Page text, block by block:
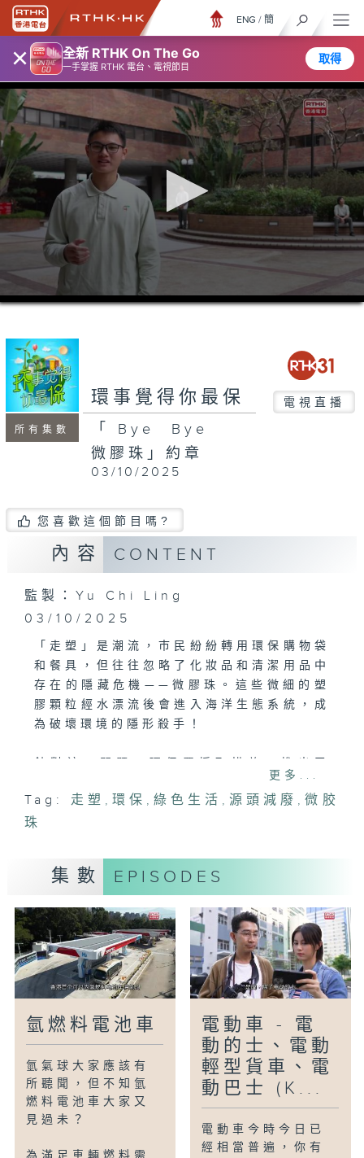
× 全新 RTHK On The Go
一手掌握 RTHK 電台、電視節目
取得
ENG / 簡
0
seconds
minutes,
seconds
所有集數
環事覺得你最保 電視直播
「Bye Bye
微膠珠」約章
03/10/2025
您喜歡這個節目嗎?
內容 CONTENT
監製：Yu Chi Ling
03/10/2025
「走塑」是潮流，巿民紛紛轉用環保購物袋
和餐具，但往往忽略了化妝品和清潔用品中
存在的隱藏危機——微膠珠。這些微細的塑
膠顆粒經水漂流後會進入海洋生態系統，成
為破壞環境的隱形殺手！
「Bye Bye 微膠珠」約章，透過網路宣傳
和公眾展覽，向大家講解微膠珠的危害性，
教育民眾從源頭減少微膠珠的排放，培養綠
更多...
Tag: 走塑 , 環保 , 綠色生活 ,源頭減廢 ,微胶
珠
集數 EPISODES
氫燃料電池車
氫氣球大家應該有
所聽聞，但不知氫
燃料電池車大家又
見過未？
電動車 - 電
動的士、電動
輕型貨車、電
動巴士 (K...
電動車今時今日已
經相當普遍，你有